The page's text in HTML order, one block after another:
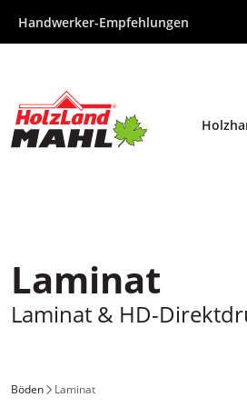
Handwerker-Empfehlungen
.
Laminat
Laminat & HD-
Böden Laminat